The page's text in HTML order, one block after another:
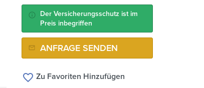
Der Versicherungsschutz ist im
Preis inbegriffen
ANFRAGE SENDEN
Zu Favoriten Hinzufügen